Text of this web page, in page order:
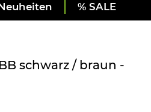
% SALE
schwarz / braun -